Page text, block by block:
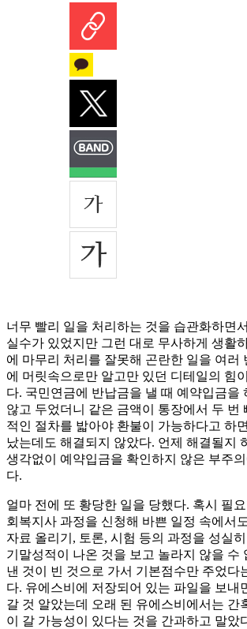
너무 빨리 일을 처리하는 것을 습관화하면
실수가 있었지만 그런 대로 무사하게 생활
에 마무리 처리를 잘못해 곤란한 일을 여러
에 머릿속으로만 알고만 있던 디테일의 힘
다. 국민연금에 반납금을 낼 때 예약입금을
않고 두었더니 같은 금액이 통장에서 두 번
적인 절차를 밟아야 환불이 가능하다고 하
났는데도 해결되지 않았다. 언제 해결될지
생각없이 예약입금을 확인하지 않은 부주의
다.
얼마 전에 또 황당한 일을 당했다. 혹시 필
회복지사 과정을 신청해 바쁜 일정 속에서
자료 올리기, 토론, 시험 등의 과정을 성실
기말성적이 나온 것을 보고 놀라지 않을 수
낸 것이 빈 것으로 가서 기본점수만 주었다
다. 유에스비에 저장되어 있는 파일을 보내
갈 것 알았는데 오래 된 유에스비에서는 간
이 갈 가능성이 있다는 것을 간과하고 말았